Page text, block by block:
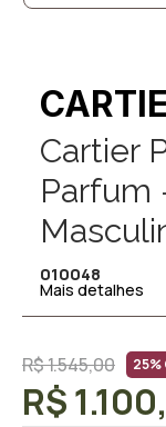
Cartier
Parfum
010048
Mais detalhes
R$ 1.545,00 25%
R$